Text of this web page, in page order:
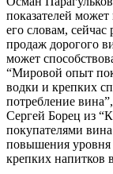
показателей
его словам, сейчас
продаж дорогого
может
“Мировой опыт
водки и крепких
потребление
Сергей Борец из
покупателями
повышения уровня
крепких напитков